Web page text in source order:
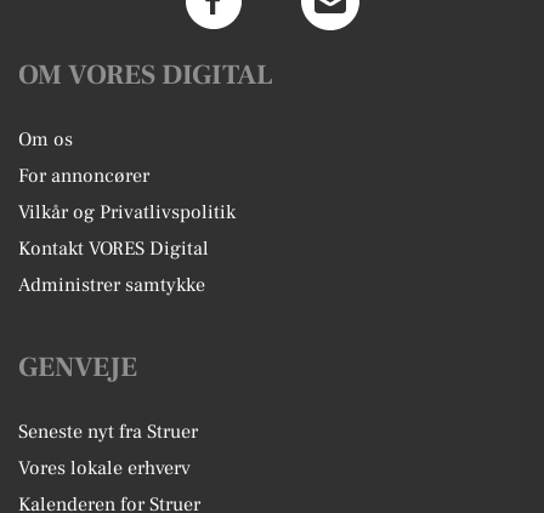
OM VORES DIGITAL
Om os
For annoncører
Vilkår og Privatlivspolitik
Kontakt VORES Digital
Administrer samtykke
GENVEJE
Seneste nyt fra Struer
Vores lokale erhverv
Kalenderen for Struer